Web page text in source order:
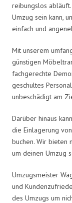
reibungslos
Umzug sein kann,
einfach und
Mit unserem
günstigen
fachgerechte
geschultes
unbeschädigt am
Darüber hinaus
die Einlagerung
buchen. Wir bieten
um deinen Umzug
Umzugsmeister
und
des Umzugs um